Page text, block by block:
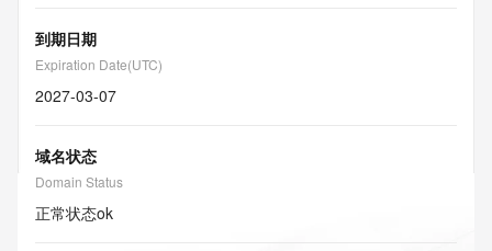
到期日期
Expiration Date(UTC)
2027-03-07
域名状态
Domain Status
正常状态ok